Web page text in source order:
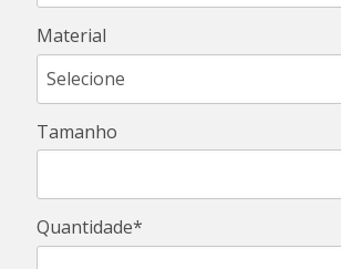
Material
Tamanho
Quantidade*